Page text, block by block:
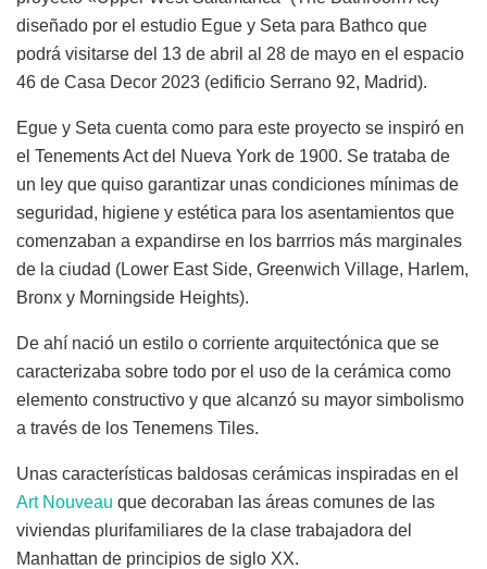
diseñado por el estudio Egue y Seta para Bathco que
podrá visitarse del 13 de abril al 28 de mayo en el espacio
46 de Casa Decor 2023 (edificio Serrano 92, Madrid).
Egue y Seta cuenta como para este proyecto se inspiró en
el Tenements Act del Nueva York de 1900. Se trataba de
un ley que quiso garantizar unas condiciones mínimas de
seguridad, higiene y estética para los asentamientos que
comenzaban a expandirse en los barrrios más marginales
de la ciudad (Lower East Side, Greenwich Village, Harlem,
Bronx y Morningside Heights).
De ahí nació un estilo o corriente arquitectónica que se
caracterizaba sobre todo por el uso de la cerámica como
elemento constructivo y que alcanzó su mayor simbolismo
a través de los Tenemens Tiles.
Unas características baldosas cerámicas inspiradas en el
Art Nouveau que decoraban las áreas comunes de las
viviendas plurifamiliares de la clase trabajadora del
Manhattan de principios de siglo XX.